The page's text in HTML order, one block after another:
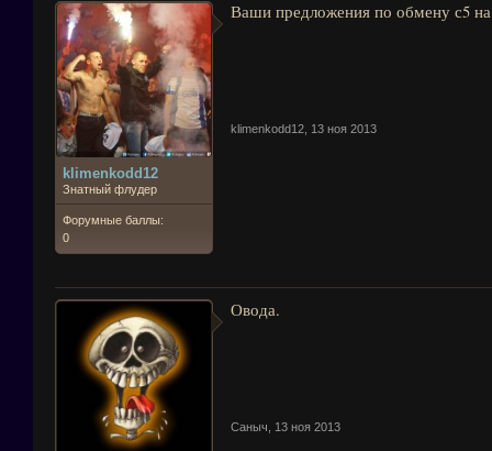
klimenkodd12
Знатный флудер
Форумные баллы:
0
Ваши предложения по обмену с5
klimenkodd12 13 ноя 2013
Овода.
Саныч 13 ноя 2013